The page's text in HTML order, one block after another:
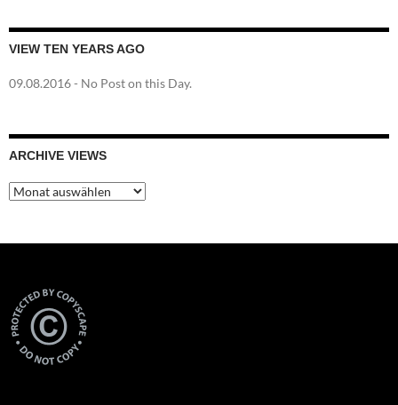
VIEW TEN YEARS AGO
09.08.2016- No Post on this Day.
ARCHIVE VIEWS
Archive
Views